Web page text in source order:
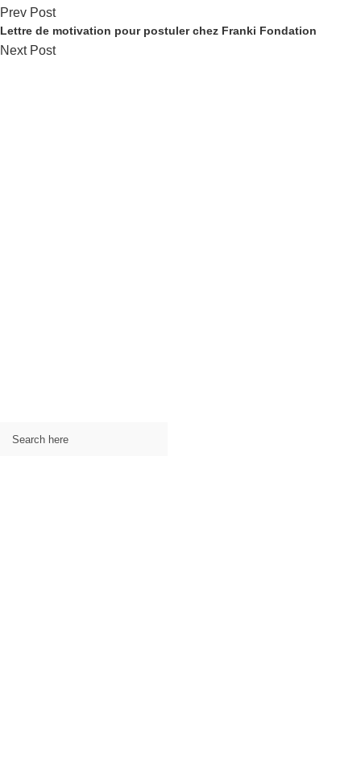
Prev Post
Lettre de motivation pour postuler chez Franki Fondation
Next Post